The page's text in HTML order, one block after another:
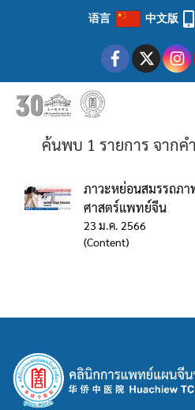
语言 中文版
ค้นพบ 1 รายการ จากค
ภาวะหย่อนสมรรถภา
ศาสตร์แพทย์จีน
23 ม.ค. 2566
(Content)